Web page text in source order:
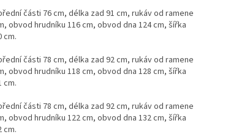
části 76 cm, délka zad 91 cm, rukáv od ramene
obvod hrudníku 116 cm, obvod dna 124 cm, šířka
cm.
části 78 cm, délka zad 92 cm, rukáv od ramene
obvod hrudníku 118 cm, obvod dna 128 cm, šířka
cm.
části 78 cm, délka zad 92 cm, rukáv od ramene
obvod hrudníku 122 cm, obvod dna 132 cm, šířka
cm.